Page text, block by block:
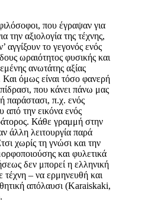
που έγραψαν για
την αξιολογία της τέχνης,
αγγίξουν το γεγονός ενός
ωραιότητος φυσικής και
ανωτάτης αξίας
Και όμως είναι τόσο φανερή
που κάνει πάνω μας
παράστασι, π.χ. ενός
από την εικόνα ενός
Κάθε γραμμή στην
άλλη λειτουργία παρά
χωρίς τη γνώσι και την
και φυλετικά
δεν μπορεί η ελληνική
τέχνη – να ερμηνευθή και
απόλαυσι (Karaiskaki,